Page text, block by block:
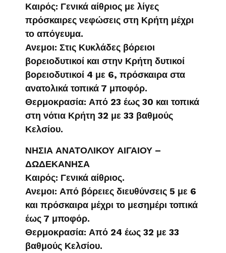
Καιρός: Γενικά αίθριος με λίγες
πρόσκαιρες νεφώσεις στη Κρήτη μέχρι
το απόγευμα.
Ανεμοι: Στις Κυκλάδες βόρειοι
βορειοδυτικοί και στην Κρήτη δυτικοί
βορειοδυτικοί 4 με 6, πρόσκαιρα στα
ανατολικά τοπικά 7 μποφόρ.
Θερμοκρασία: Από 23 έως 30 και τοπικά
στη νότια Κρήτη 32 με 33 βαθμούς
Κελσίου.
ΝΗΣΙΑ ΑΝΑΤΟΛΙΚΟΥ ΑΙΓΑΙΟΥ –
ΔΩΔΕΚΑΝΗΣΑ
Καιρός: Γενικά αίθριος.
Ανεμοι: Από βόρειες διευθύνσεις 5 με 6
και πρόσκαιρα μέχρι το μεσημέρι τοπικά
έως 7 μποφόρ.
Θερμοκρασία: Από 24 έως 32 με 33
βαθμούς Κελσίου.